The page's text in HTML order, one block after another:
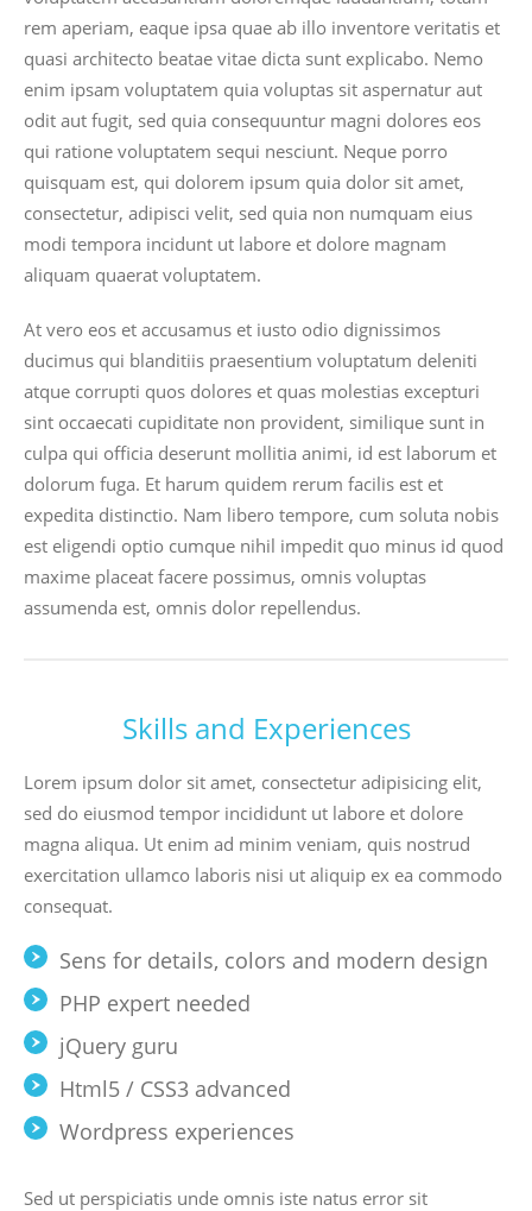
rem aperiam, eaque ipsa quae ab illo inventore veritatis et
quasi architecto beatae vitae dicta sunt explicabo. Nemo
enim ipsam voluptatem quia voluptas sit aspernatur aut
odit aut fugit, sed quia consequuntur magni dolores eos
qui ratione voluptatem sequi nesciunt. Neque porro
quisquam est, qui dolorem ipsum quia dolor sit amet,
consectetur, adipisci velit, sed quia non numquam eius
modi tempora incidunt ut labore et dolore magnam
aliquam quaerat voluptatem.
At vero eos et accusamus et iusto odio dignissimos
ducimus qui blanditiis praesentium voluptatum deleniti
atque corrupti quos dolores et quas molestias excepturi
sint occaecati cupiditate non provident, similique sunt in
culpa qui officia deserunt mollitia animi, id est laborum et
dolorum fuga. Et harum quidem rerum facilis est et
expedita distinctio. Nam libero tempore, cum soluta nobis
est eligendi optio cumque nihil impedit quo minus id quod
maxime placeat facere possimus, omnis voluptas
assumenda est, omnis dolor repellendus.
Skills and Experiences
Lorem ipsum dolor sit amet, consectetur adipisicing elit,
sed do eiusmod tempor incididunt ut labore et dolore
magna aliqua. Ut enim ad minim veniam, quis nostrud
exercitation ullamco laboris nisi ut aliquip ex ea commodo
consequat.
Sens for details, colors and modern design
PHP expert needed
jQuery guru
Html5 / CSS3 advanced
Wordpress experiences
Sed ut perspiciatis unde omnis iste natus error sit